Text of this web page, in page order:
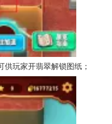
供玩家开翡翠解锁图纸；